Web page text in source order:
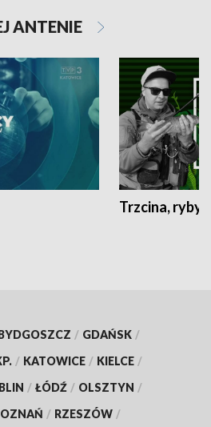
ANTENIE
Trzcina, ryby
/ GDAŃSK /
/ KATOWICE / KIELCE /
/ ŁÓDŹ / OLSZTYN /
/ RZESZÓW /